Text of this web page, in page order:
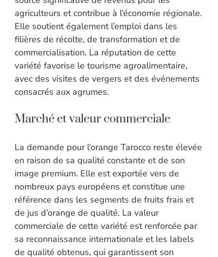
agriculteurs et contribue à l’économie régionale.
Elle soutient également l’emploi dans les
filières de récolte, de transformation et de
commercialisation. La réputation de cette
variété favorise le tourisme agroalimentaire,
avec des visites de vergers et des événements
consacrés aux agrumes.
Marché et valeur commerciale
La demande pour l’orange Tarocco reste élevée
en raison de sa qualité constante et de son
image premium. Elle est exportée vers de
nombreux pays européens et constitue une
référence dans les segments de fruits frais et
de jus d’orange de qualité. La valeur
commerciale de cette variété est renforcée par
sa reconnaissance internationale et les labels
de qualité obtenus, qui garantissent son